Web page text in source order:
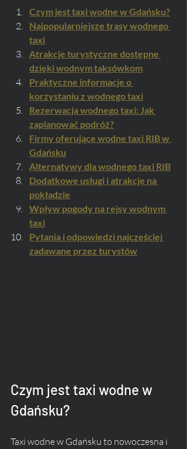
Czym jest taxi wodne w Gdańsku?
Najpopularniejsze trasy wodnego
taxi
Atrakcje turystyczne dostępne
dzięki wodnym taksówkom
Praktyczne informacje o
korzystaniu z wodnego taxi
Rezerwacja wodnego taxi: Jak
zaplanować podróż?
Firmy oferujące wodne taxi RIB w
Gdańsku
Alternatywy dla wodnego taxi RIB
Dodatkowe usługi i atrakcje na
pokładzie
Wpływ pogody na rejsy wodnym
taxi
Pytania i odpowiedzi najczęściej
zadawane przez turystów
Czym jest taxi wodne w
Gdańsku?
Taxi wodne w Gdańsku to nowoczesna i